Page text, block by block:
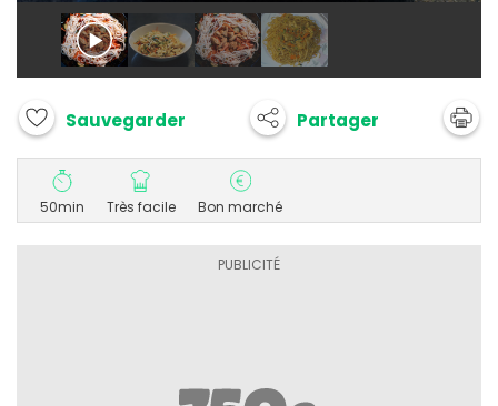
Sauvegarder Partager
50min Très facile Bon marché